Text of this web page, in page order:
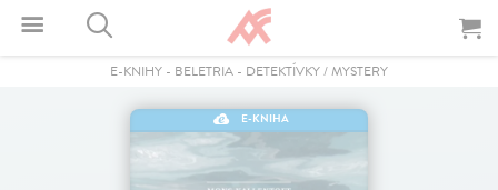
E-KNIHY - BELETRIA - DETEKTÍVKY / MYSTERY
E-KNIHA